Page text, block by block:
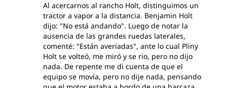
Al acercarnos al rancho Holt, distinguimos un
tractor a vapor a la distancia. Benjamin Holt
dijo: "No está andando". Luego de notar la
ausencia de las grandes ruedas laterales,
comenté: "Están averiadas", ante lo cual Pliny
Holt se volteó, me miró y se rio, pero no dijo
nada. De repente me di cuenta de que el
equipo se movía, pero no dije nada, pensando